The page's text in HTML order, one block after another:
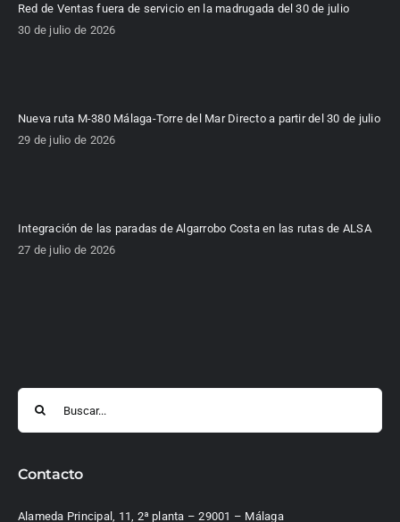
Red de Ventas fuera de servicio en la madrugada del 30 de julio
30 de julio de 2026
Nueva ruta M-380 Málaga-Torre del Mar Directo a partir del 30 de julio
29 de julio de 2026
Integración de las paradas de Algarrobo Costa en las rutas de ALSA
27 de julio de 2026
Contacto
Alameda Principal, 11, 2ª planta – 29001 – Málaga